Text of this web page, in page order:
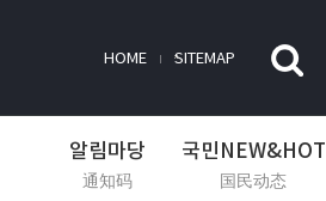
HOME SITEMAP
알림마당
通知码
국민NEW&HOT
国民动态